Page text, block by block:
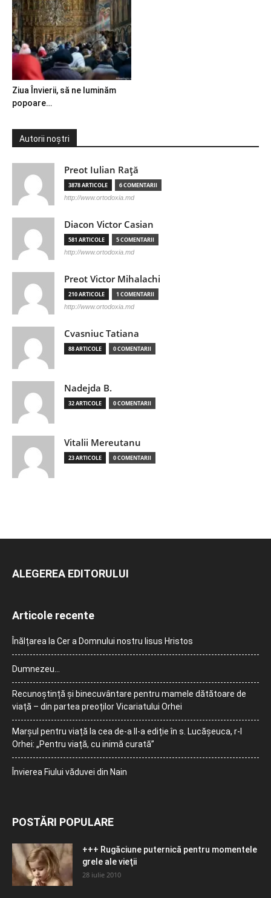
Ziua Învierii, să ne luminăm
popoare…
Autorii noștri
Preot Iulian Raţă
3878 ARTICOLE 6 COMENTARII
http://www.ortodoxia.md
Diacon Victor Casian
581 ARTICOLE 5 COMENTARII
http://www.ortodoxia.md
Preot Victor Mihalachi
210 ARTICOLE 1 COMENTARII
http://www.ortodoxia.md
Cvasniuc Tatiana
88 ARTICOLE 0 COMENTARII
Nadejda B.
32 ARTICOLE 0 COMENTARII
Vitalii Mereutanu
23 ARTICOLE 0 COMENTARII
ALEGEREA EDITORULUI
Articole recente
Înălțarea la Cer a Domnului nostru Iisus Hristos
Dumnezeu…
Recunoștință și binecuvântare pentru mamele dătătoare de
viață – din partea preoților Vicariatului Orhei
Marșul pentru viață la cea de-a II-a ediție în s. Lucășeuca, r-l
Orhei: „Pentru viață, cu inimă curată”
Învierea Fiului văduvei din Nain
POSTĂRI POPULARE
+++ Rugăciune puternică pentru momentele
grele ale vieţii
28 iulie 2010